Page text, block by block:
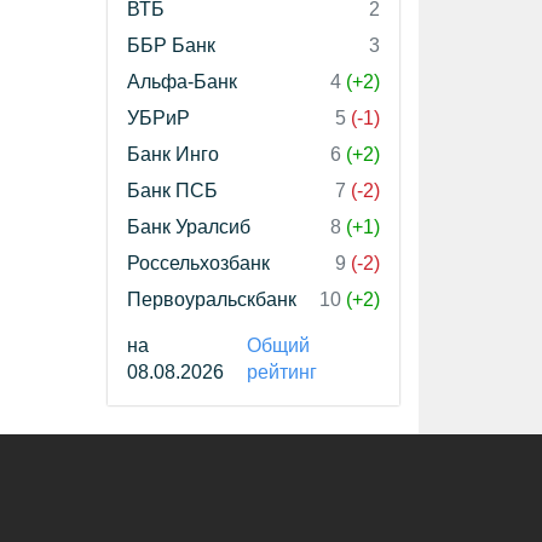
ВТБ
2
ББР Банк
3
Альфа-Банк
4 (+2)
УБРиР
5 (-1)
Банк Инго
6 (+2)
Банк ПСБ
7 (-2)
Банк Уралсиб
8 (+1)
Россельхозбанк
9 (-2)
Первоуральскбанк
10 (+2)
на
08.08.2026
Общий
рейтинг